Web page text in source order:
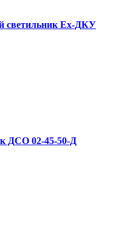
светильник Ex-ДКУ
ДСО 02-45-50-Д